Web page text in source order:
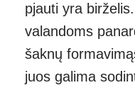
pjauti yra
valandoms
šaknų
juos galima